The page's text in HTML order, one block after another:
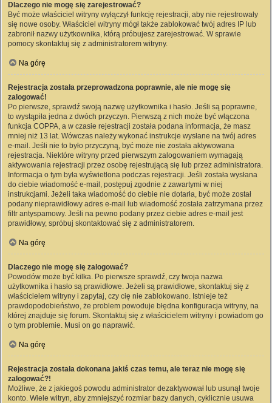
Dlaczego nie mogę się zarejestrować?
Być może właściciel witryny wyłączył funkcję rejestracji, aby nie rejestrowały
się nowe osoby. Właściciel witryny mógł także zablokować twój adres IP lub
zabronił nazwy użytkownika, którą próbujesz zarejestrować. W sprawie
pomocy skontaktuj się z administratorem witryny.
Na górę
Rejestracja została przeprowadzona poprawnie, ale nie mogę się
zalogować!
Po pierwsze, sprawdź swoją nazwę użytkownika i hasło. Jeśli są poprawne,
to wystąpiła jedna z dwóch przyczyn. Pierwszą z nich może być włączona
funkcja COPPA, a w czasie rejestracji została podana informacja, że masz
mniej niż 13 lat. Wówczas należy wykonać instrukcje wysłane na twój adres
e-mail. Jeśli nie to było przyczyną, być może nie została aktywowana
rejestracja. Niektóre witryny przed pierwszym zalogowaniem wymagają
aktywowania rejestracji przez osobę rejestrującą się lub przez administratora.
Informacja o tym była wyświetlona podczas rejestracji. Jeśli została wysłana
do ciebie wiadomość e-mail, postępuj zgodnie z zawartymi w niej
instrukcjami. Jeżeli taka wiadomość do ciebie nie dotarła, być może został
podany nieprawidłowy adres e-mail lub wiadomość została zatrzymana przez
filtr antyspamowy. Jeśli na pewno podany przez ciebie adres e-mail jest
prawidłowy, spróbuj skontaktować się z administratorem.
Na górę
Dlaczego nie mogę się zalogować?
Powodów może być kilka. Po pierwsze sprawdź, czy twoja nazwa
użytkownika i hasło są prawidłowe. Jeżeli są prawidłowe, skontaktuj się z
właścicielem witryny i zapytaj, czy cię nie zablokowano. Istnieje też
prawdopodobieństwo, że problem powoduje błędna konfiguracja witryny, na
której znajduje się forum. Skontaktuj się z właścicielem witryny i powiadom go
o tym problemie. Musi on go naprawić.
Na górę
Rejestracja została dokonana jakiś czas temu, ale teraz nie mogę się
zalogować?!
Możliwe, że z jakiegoś powodu administrator dezaktywował lub usunął twoje
konto. Wiele witryn, aby zmniejszyć rozmiar bazy danych, cyklicznie usuwa